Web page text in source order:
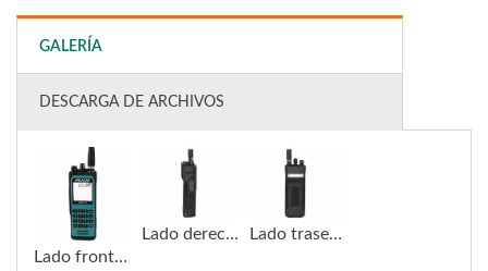
GALERÍA
DESCARGA DE ARCHIVOS
Lado frontal RHP-535 - Portátil de aviación
Lado derecho RHP-535 - Portátil de aviación Lado trasero RHP-535 - Portátil de aviación